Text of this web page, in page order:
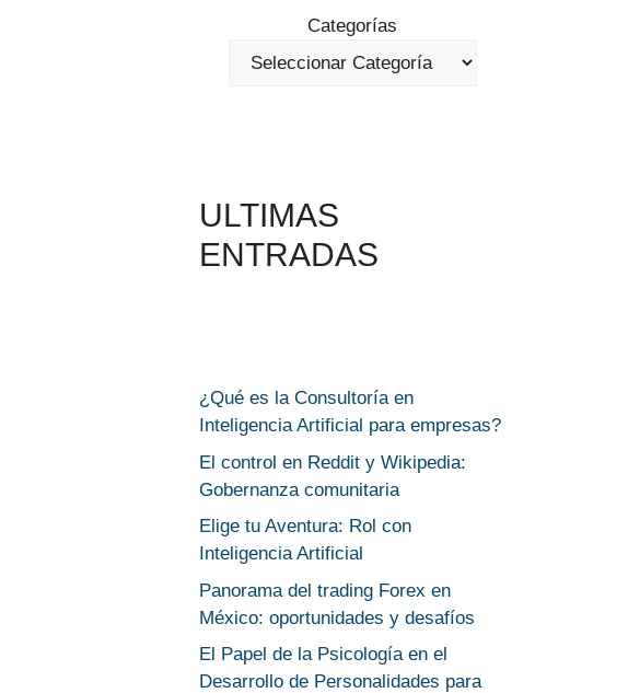
Categorías
ULTIMAS
ENTRADAS
¿Qué es la Consultoría en
Inteligencia Artificial para empresas?
El control en Reddit y Wikipedia:
Gobernanza comunitaria
Elige tu Aventura: Rol con
Inteligencia Artificial
Panorama del trading Forex en
México: oportunidades y desafíos
El Papel de la Psicología en el
Desarrollo de Personalidades para